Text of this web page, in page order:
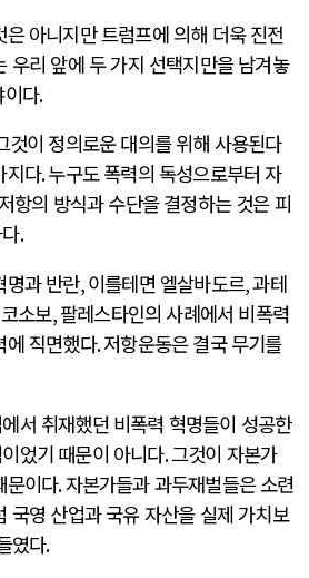
아니지만 트럼프에 의해 더욱 진전
우리 앞에 두 가지 선택지만을 남겨놓
이다.
것이 정의로운 대의를 위해 사용된다
지다.누구도 폭력의 독성으로부터 자
항의 방식과 수단을 결정하는 것은 피
.
명과 반란,이를테면 엘살바도르,과테
코소보,팔레스타인의 사례에서 비폭력
에 직면했다.저항운동은 결국 무기를
서 취재했던 비폭력 혁명들이 성공한
었기 때문이 아니다.그것이 자본가
문이다.자본가들과 과두재벌들은 소련
국영 산업과 국유 자산을 실제 가치보
였다.